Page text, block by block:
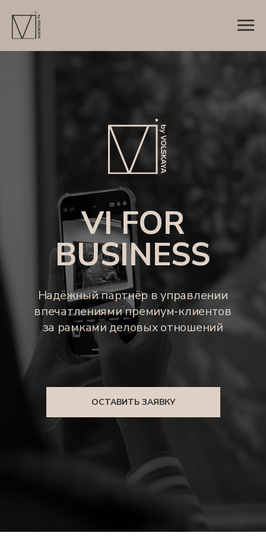
ОСТАВИТЬ ЗАЯВКУ
Надёжный партнёр в управлении
впечатлениями премиум-клиентов
за рамками деловых отношений
VI FOR
BUSINESS